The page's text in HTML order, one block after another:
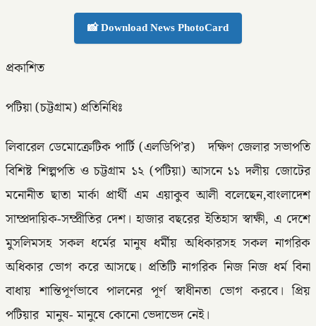
📸 Download News PhotoCard
প্রকাশিত
পটিয়া (চট্টগ্রাম) প্রতিনিধিঃ
লিবারেল ডেমোক্রেটিক পার্টি (এলডিপি’র) দক্ষিণ জেলার সভাপতি
বিশিষ্ট শিল্পপতি ও চট্টগ্রাম ১২ (পটিয়া) আসনে ১১ দলীয় জোটের
মনোনীত ছাতা মার্কা প্রার্থী এম এয়াকুব আলী বলেছেন,বাংলাদেশ
সাম্প্রদায়িক-সম্প্রীতির দেশ। হাজার বছরের ইতিহাস স্বাক্ষী, এ দেশে
মুসলিমসহ সকল ধর্মের মানুষ ধর্মীয় অধিকারসহ সকল নাগরিক
অধিকার ভোগ করে আসছে। প্রতিটি নাগরিক নিজ নিজ ধর্ম বিনা
বাধায় শান্তিপূর্ণভাবে পালনের পূর্ণ স্বাধীনতা ভোগ করবে। প্রিয়
পটিয়ার মানুষ- মানুষে কোনো ভেদাভেদ নেই।